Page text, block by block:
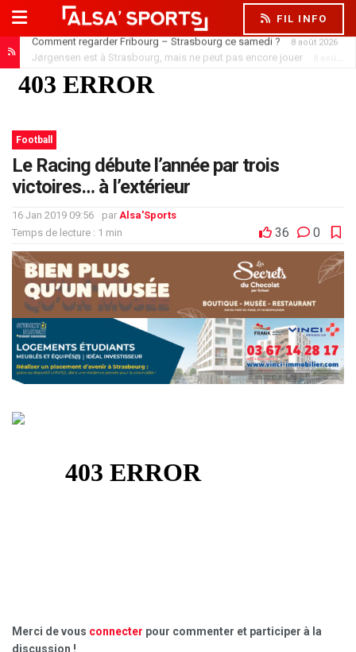
FIL INFO
Jørgensen est à Strasbourg, mais ne peut pas encore jouer 8 août 2026
Football
Le Racing débute l’année par trois
victoires… à l’extérieur
16 Jan 2019 09:56 par Alsa'Sports
Temps de lecture : 1 min
36 0
Merci de vous connecter pour commenter et participer à la
discussion !